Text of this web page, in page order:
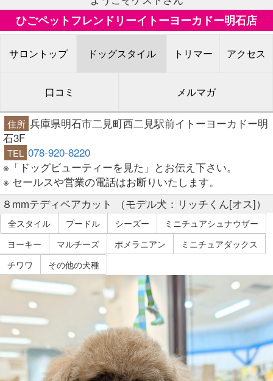
ひごペットフレンドリーイトーヨーカドー明石店
サロントップ ドッグスタイル トリマー アクセス
口コミ メルマガ
住所 兵庫県明石市二見町西二見駅前イトーヨーカドー明
石3F
TEL 078-920-8220
※「ドッグビューティーを見た」とお伝え下さい。
※ セールスや営業の電話はお断りいたします。
８mmテディベアカット （モデル犬：リッチくん[オス]）
全スタイル プードル シーズー
ミニチュアシュナウザー
ヨーキー
マルチーズ ポメラニアン
ミニチュアダックス
チワワ
その他の犬種